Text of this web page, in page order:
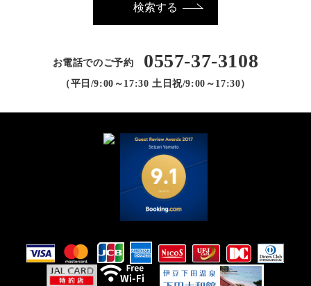
検索する
お電話でのご予約 0557-37-3108
（平日/9:00～17:30 土日祝/9:00～17:30）